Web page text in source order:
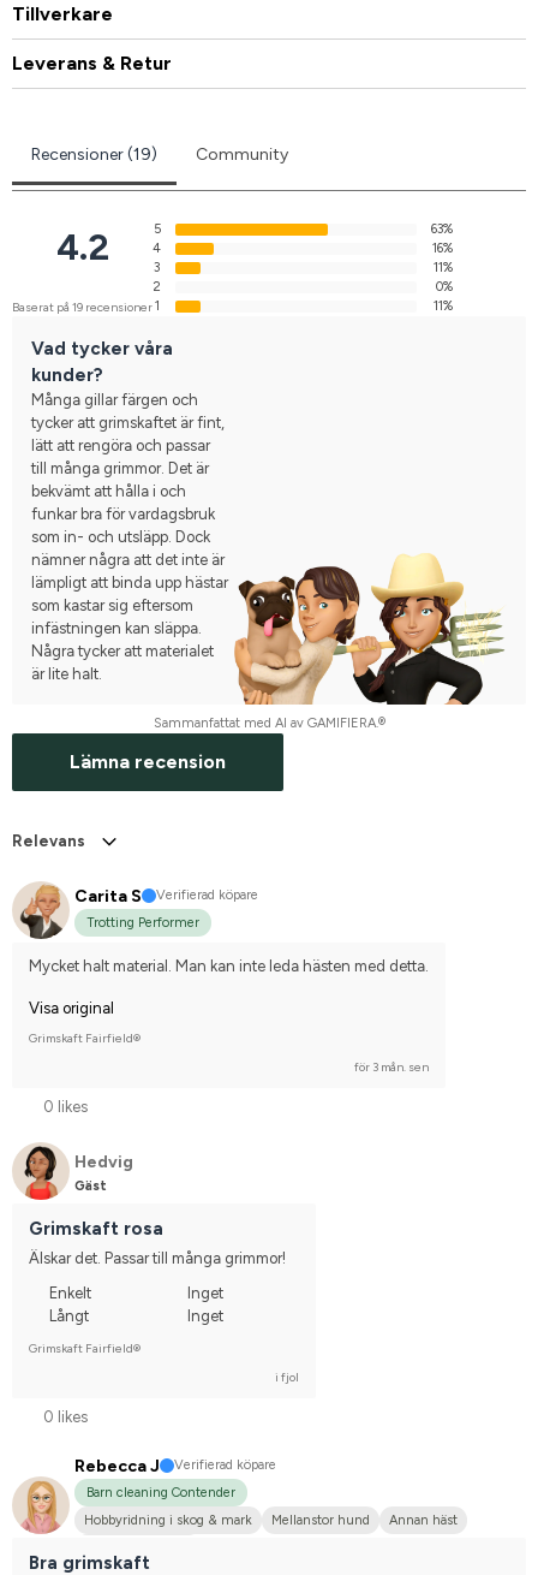
Tillverkare
Leverans & Retur
Recensioner (19) Community
4.2
Baserat på 19 recensioner
5
63%
4
16%
3
11%
2
0%
1
11%
Vad tycker våra
kunder?
Många gillar färgen och
tycker att grimskaftet är fint,
lätt att rengöra och passar
till många grimmor. Det är
bekvämt att hålla i och
funkar bra för vardagsbruk
som in- och utsläpp. Dock
nämner några att det inte är
lämpligt att binda upp hästar
som kastar sig eftersom
infästningen kan släppa.
Några tycker att materialet
är lite halt.
Sammanfattat med AI av GAMIFIERA.®
Lämna recension
Relevans
Carita S
Verifierad köpare
Trotting Performer
Mycket halt material. Man kan inte leda hästen med detta.
Visa original
Grimskaft Fairfield®
för 3 mån. sen
0 likes
Hedvig
Gäst
Grimskaft rosa
Älskar det. Passar till många grimmor!
Enkelt
Långt
Inget
Inget
Grimskaft Fairfield®
i fjol
0 likes
Rebecca J
Verifierad köpare
Barn cleaning Contender
Hobbyridning i skog & mark
Mellanstor hund
Annan häst
Bra grimskaft